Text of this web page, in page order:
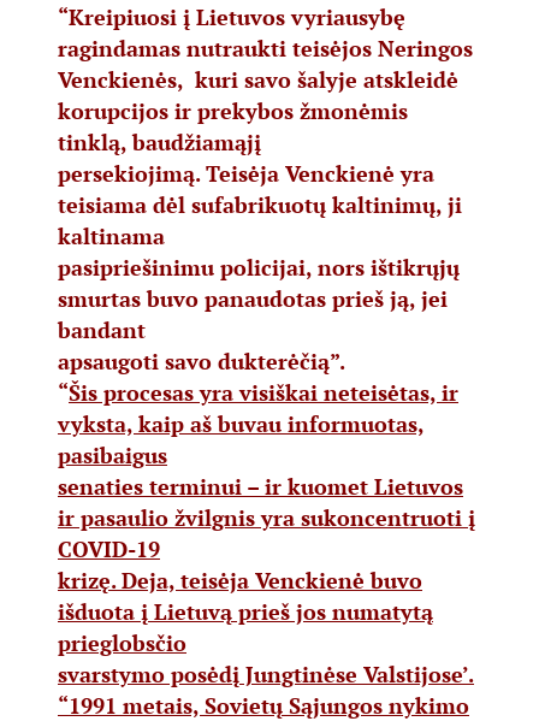
“Kreipiuosi į Lietuvos vyriausybę
ragindamas nutraukti teisėjos Neringos
Venckienės, kuri savo šalyje atskleidė
korupcijos ir prekybos žmonėmis
tinklą, baudžiamąjį
persekiojimą. Teisėja Venckienė yra
teisiama dėl sufabrikuotų kaltinimų, ji
kaltinama
pasipriešinimu policijai, nors ištikrųjų
smurtas buvo panaudotas prieš ją, jei
bandant
apsaugoti savo dukterėčią”.
“Šis procesas yra visiškai neteisėtas, ir
vyksta, kaip aš buvau informuotas,
pasibaigus
senaties terminui – ir kuomet Lietuvos
ir pasaulio žvilgnis yra sukoncentruoti į
COVID-19
krizę. Deja, teisėja Venckienė buvo
išduota į Lietuvą prieš jos numatytą
prieglobsčio
svarstymo posėdį Jungtinėse Valstijose’.
“1991 metais, Sovietų Sąjungos nykimo